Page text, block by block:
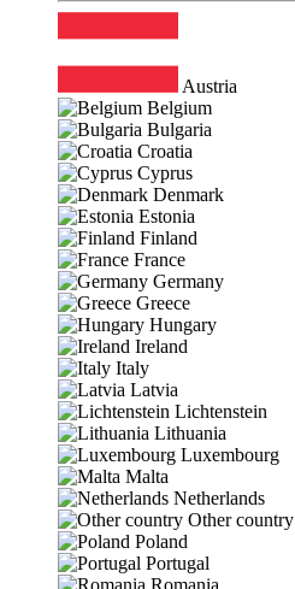
Austria
Belgium
Bulgaria
Croatia
Cyprus
Denmark
Estonia
Finland
France
Germany
Greece
Hungary
Ireland
Italy
Latvia
Lichtenstein
Lithuania
Luxembourg
Malta
Netherlands
Other country
Poland
Portugal
Romania